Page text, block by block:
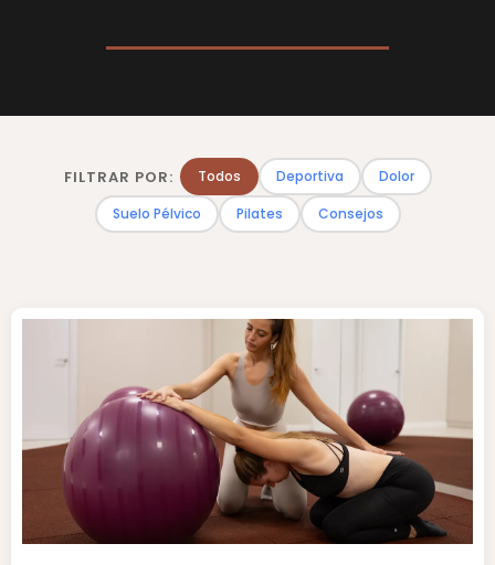
FILTRAR POR: Todos Deportiva
Dolor
Suelo Pélvico
Pilates Consejos